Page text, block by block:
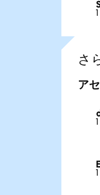
さ
ア